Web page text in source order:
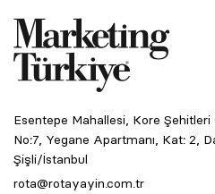
Esentepe Mahallesi, Kore Şehitleri
No:7, Yegane Apartmanı, Kat: 2,
Şişli/İstanbul
rota@rotayayin.com.tr